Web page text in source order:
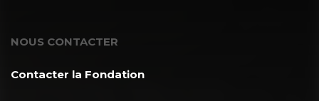
NOUS CONTACTER
Contacter la Fondation